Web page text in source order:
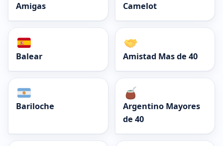
Amigas Camelot
Balear Amistad Mas de 40
Bariloche
Argentino Mayores
de 40